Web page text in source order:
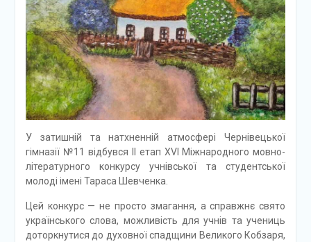
У затишній та натхненній атмосфері Чернівецької
гімназії №11 відбувся II етап XVl Міжнародного мовно-
літературного конкурсу учнівської та студентської
молоді імені Тараса Шевченка.
Цей конкурс — не просто змагання, а справжнє свято
українського слова, можливість для учнів та учениць
доторкнутися до духовної спадщини Великого Кобзаря,